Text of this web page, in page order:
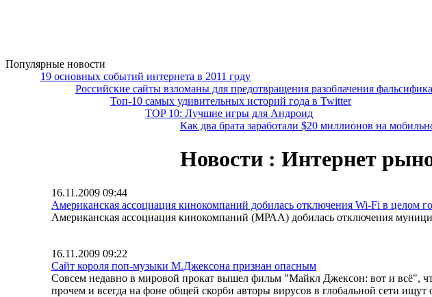
Популярные новости
19 основных событий интернета в 2011 году
Российские сайты взломаны для предотвращения разоблачения
Топ-10 самых удивительных историй года в Twitter
TOP 10: Лучшие игры для Андроид
Как два брата заработали $20 миллионов на
Новости : Интернет
16.11.2009 09:44
Американская ассоциация кинокомпаний добилась отключения Wi-Fi в целом
Американская ассоциация кинокомпаний (МРАА) добилась отключения
16.11.2009 09:22
Сайт короля поп-музыки М.Джексона признан опасным
Совсем недавно в мировой прокат вышел фильм "Майкл Джексон: вот и всё",
прочем и всегда на фоне общей скорби авторы вирусов в глобальной сети